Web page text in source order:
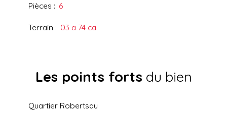
Pièces : 6
Terrain : 03 a 74 ca
Les points forts du bien
Quartier Robertsau